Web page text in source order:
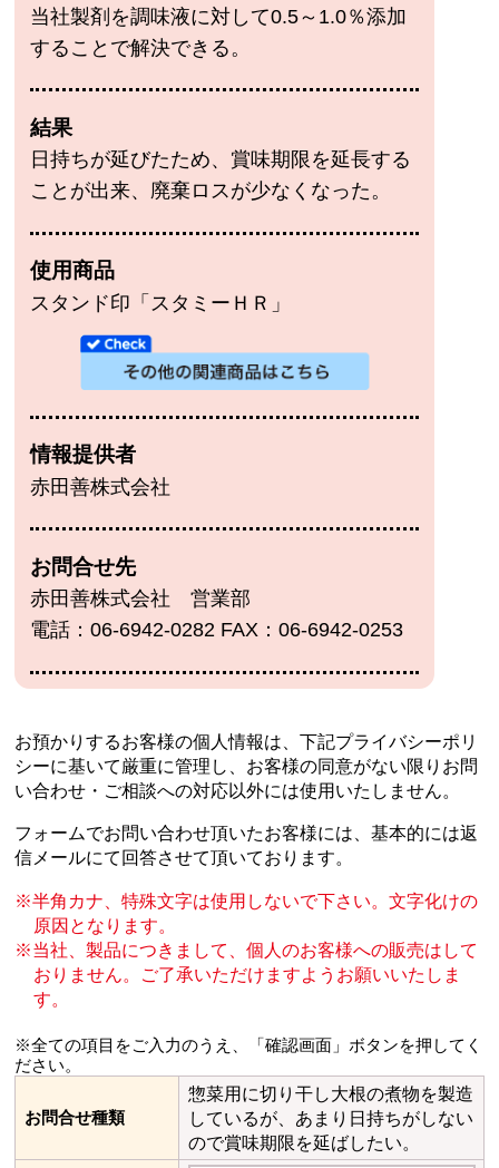
当社製剤を調味液に対して0.5～1.0％添加
することで解決できる。
結果
日持ちが延びたため、賞味期限を延長する
ことが出来、廃棄ロスが少なくなった。
使用商品
スタンド印「スタミーＨＲ」
情報提供者
赤田善株式会社
お問合せ先
赤田善株式会社 営業部
電話：06-6942-0282 FAX：06-6942-0253
お預かりするお客様の個人情報は、下記プライバシーポリ
シーに基いて厳重に管理し、 お客様の同意がない限りお問
い合わせ・ご相談への対応以外には使用いたしません。
フォームでお問い合わせ頂いたお客様には、基本的には返
信メールにて回答させて頂いております。
半角カナ、特殊文字は使用しないで下さい。文字化けの
原因となります。
当社、製品につきまして、個人のお客様への販売はして
おりません。
ご了承いただけますようお願いいたしま
す。
※全ての項目をご入力のうえ、「確認画面」ボタンを押してく
ださい。
お問合せ種類
惣菜用に切り干し大根の煮物を製造
しているが、あまり日持ちがしない
ので賞味期限を延ばしたい。